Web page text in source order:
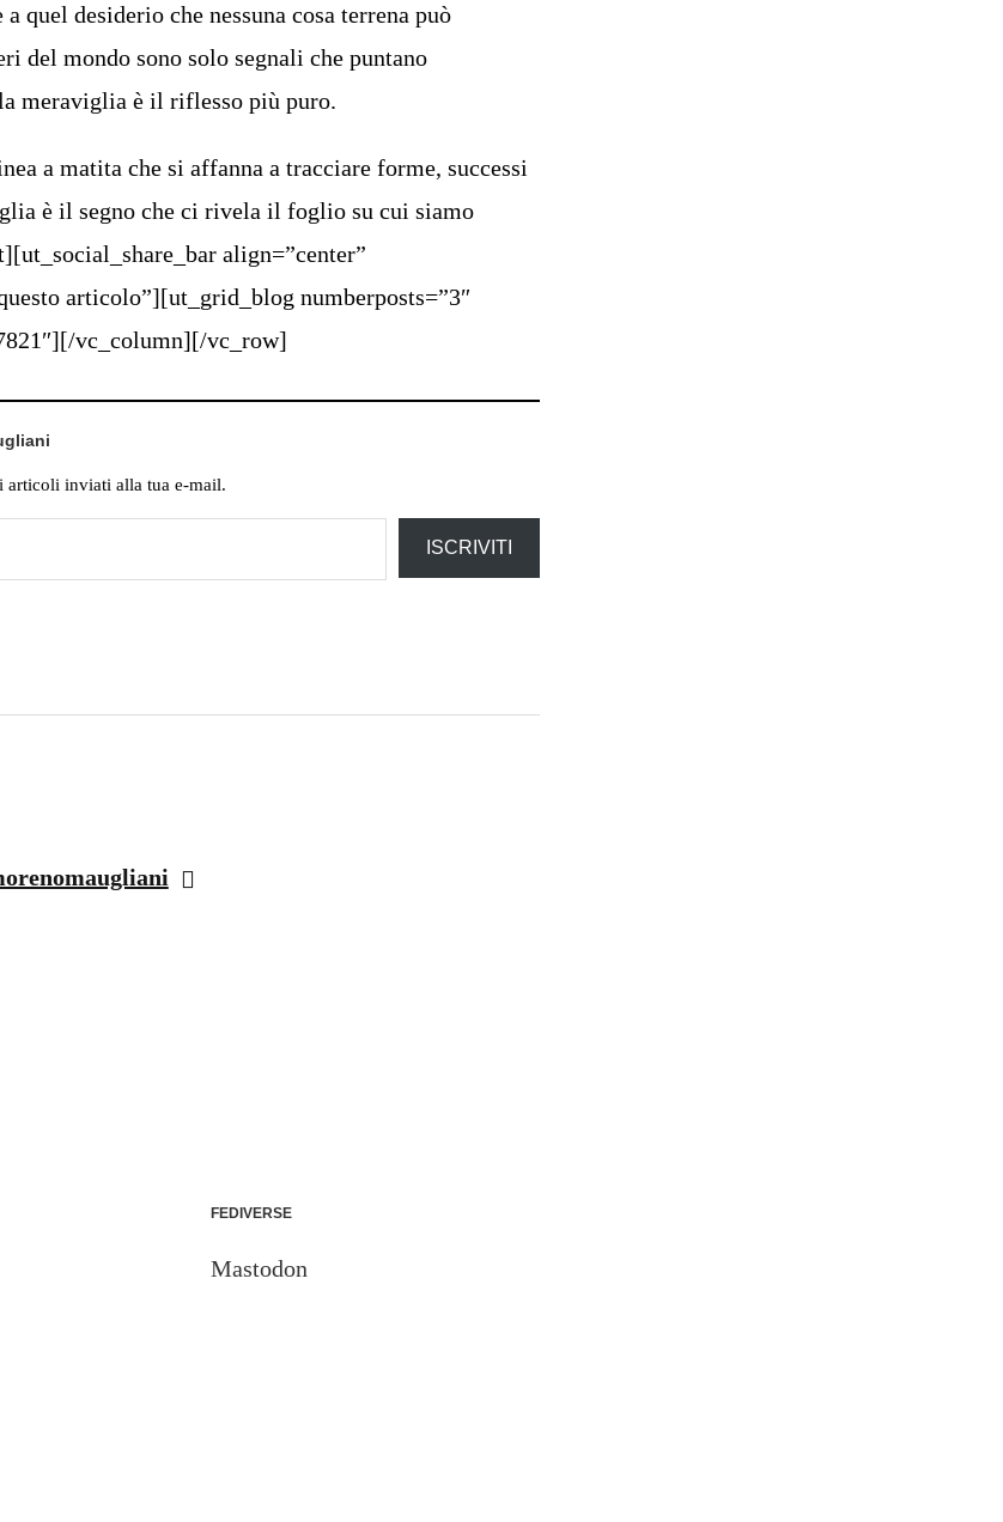
quel desiderio che nessuna cosa terrena può
del mondo sono solo segnali che puntano
meraviglia è il riflesso più puro.
a matita che si affanna a tracciare forme, successi
è il segno che ci rivela il foglio su cui siamo
align=”center”
articolo”][ut_grid_blog numberposts=”3″
vc_column][/vc_row]
inviati alla tua e-mail.
ISCRIVITI
FEDIVERSE
Mastodon